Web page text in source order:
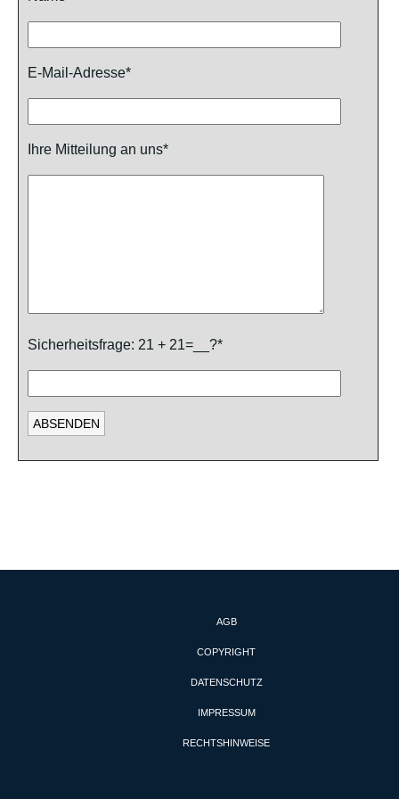
E-Mail-Adresse*
Ihre Mitteilung an uns*
Sicherheitsfrage: 21 + 21=__?*
AGB
COPYRIGHT
DATENSCHUTZ
IMPRESSUM
RECHTSHINWEISE